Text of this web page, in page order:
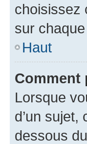
choisissez
sur
Haut
Comment
Lorsque
d’un sujet,
dessous